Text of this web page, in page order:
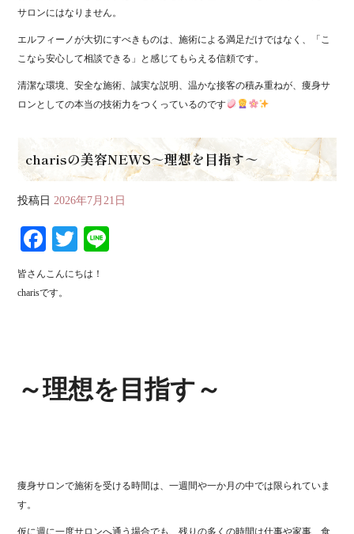
サロンにはなりません。
エルフィーノが大切にすべきものは、施術による満足だけではなく、「こ
こなら安心して相談できる」と感じてもらえる信頼です。
清潔な環境、安全な施術、誠実な説明、温かな接客の積み重ねが、痩身サ
ロンとしての本当の技術力をつくっているのです
charisの美容NEWS～理想を目指す～
投稿日 2026年7月21日
Fa
ce
bo
T
wi
皆さんこんにちは！
charisです。
～理想を目指す～
痩身サロンで施術を受ける時間は、一週間や一か月の中では限られていま
す。
仮に週に一度サロンへ通う場合でも、残りの多くの時間は仕事や家事、食